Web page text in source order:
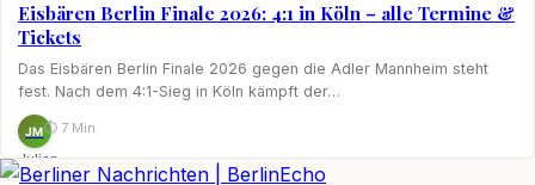
Eisbären Berlin Finale 2026: 4:1 in Köln – alle Termine &
Tickets
Das Eisbären Berlin Finale 2026 gegen die Adler Mannheim steht
fest. Nach dem 4:1-Sieg in Köln kämpft der…
JM
Julian
Möhring
⏱ 7 Min.